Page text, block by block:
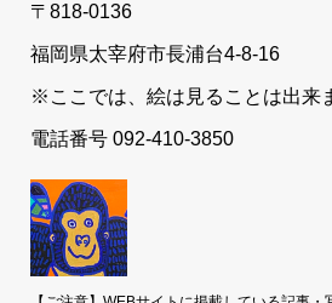
〒818-0136
福岡県太宰府市長浦台4-8-16
※ここでは、絵は見ることは出来
電話番号 092-410-3850